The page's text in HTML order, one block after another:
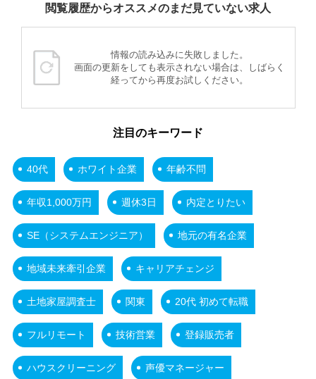
閲覧履歴からオススメのまだ見ていない求人
情報の読み込みに失敗しました。
画面の更新をしても表示されない場合は、しばらく
経ってから再度お試しください。
注目のキーワード
40代 ホワイト企業 年齢不問
年収1,000万円 週休3日 内定とりたい
SE（システムエンジニア） 地元の有名企業
地域未来牽引企業 キャリアチェンジ
土地家屋調査士 関東 20代 初めて転職
フルリモート 技術営業 登録販売者
ハウスクリーニング 声優マネージャー